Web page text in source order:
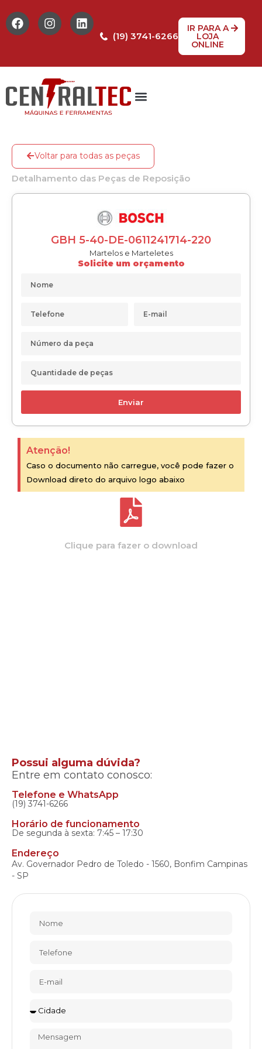
(19) 3741-6266
IR PARA A
LOJA
ONLINE
Voltar para todas as peças
Detalhamento das Peças de Reposição
GBH 5-40-DE-0611241714-220
Martelos e Marteletes
Solicite um orçamento
Enviar
Atenção!
Caso o documento não carregue, você pode fazer o
Download direto do arquivo logo abaixo
Clique para fazer o download
Possui alguma dúvida?
Entre em contato conosco:
Telefone e WhatsApp
(19) 3741-6266
Horário de funcionamento
De segunda à sexta: 7:45 – 17:30
Endereço
Av. Governador Pedro de Toledo - 1560, Bonfim Campinas
- SP